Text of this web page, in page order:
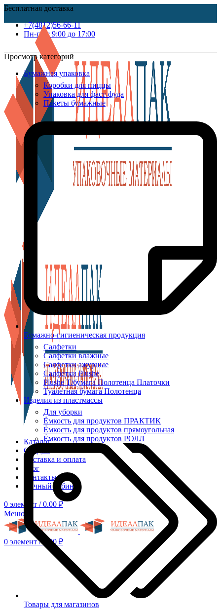
Бесплатная доставка
+7(4812)56-66-11
Пн-пт c 9:00 до 17:00
Каталог
Скидки
Доставка и оплата
Блог
Контакты
Личный кабинет
0 элемент / 0.00 ₽
Меню
0 элемент / 0.00 ₽
Просмотр категорий
Бумажная упаковка
Коробки для пиццы
Упаковка для фаст-фуда
Пакеты бумажные
Бумажно-гигиеническая продукция
Салфетки
Салфетки влажные
Салфетки ажурные
Салфетки Plushe
Plushe Т/бумага Полотенца Платочки
Туалетная бумага Полотенца
Изделия из пластмассы
Для уборки
Ёмкость для продуктов ПРАКТИК
Ёмкость для продуктов прямоугольная
Ёмкость для продуктов РОЛЛ
Товары для магазинов